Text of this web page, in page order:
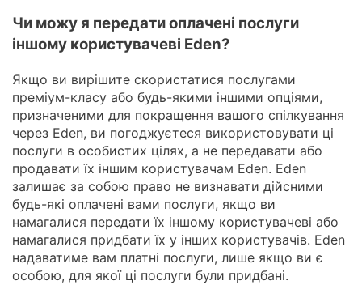
Чи можу я передати оплачені послуги
іншому користувачеві Eden?
Якщо ви вирішите скористатися послугами
преміум-класу або будь-якими іншими опціями,
призначеними для покращення вашого спілкування
через Eden, ви погоджуєтеся використовувати ці
послуги в особистих цілях, а не передавати або
продавати їх іншим користувачам Eden. Eden
залишає за собою право не визнавати дійсними
будь-які оплачені вами послуги, якщо ви
намагалися передати їх іншому користувачеві або
намагалися придбати їх у інших користувачів. Eden
надаватиме вам платні послуги, лише якщо ви є
особою, для якої ці послуги були придбані.